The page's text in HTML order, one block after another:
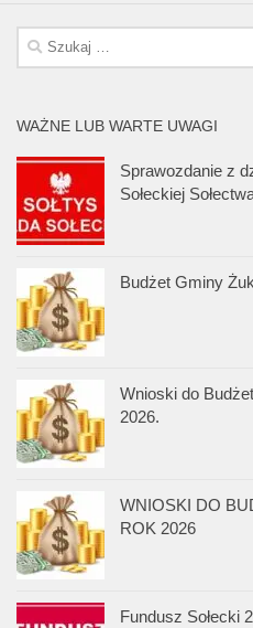
Szukaj:
WAŻNE LUB WARTE UWAGI
Sprawozdanie z
Sołeckiej
Budżet Gminy
Wnioski do
2026.
WNIOSKI DO
ROK 2026
Fundusz Sołecki